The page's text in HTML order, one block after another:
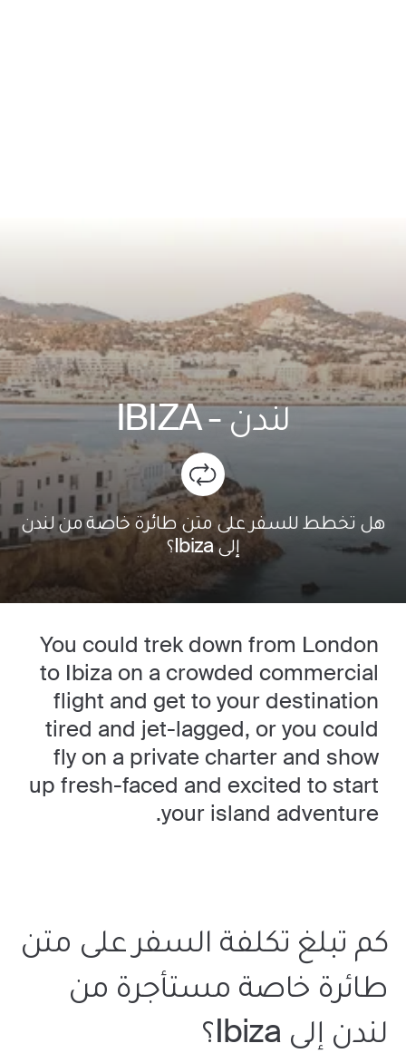
لندن-
IBIZA
هل تخطط للسفر على متن طائرة خاصة من لندن
إلى Ibiza؟
You could trek down from London
to Ibiza on a crowded commercial
flight and get to your destination
tired and jet-lagged, or you could
fly on a private charter and show
up fresh-faced and excited to start
your island adventure.
كم تبلغ تكلفة السفر على متن
طائرة خاصة مستأجرة من
لندن إلى Ibiza؟